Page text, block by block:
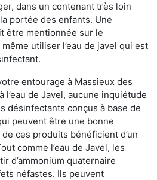
dans un contenant très loin
portée des enfants. Une
être mentionnée sur le
utiliser l’eau de javel qui est
entourage à Massieux des
de Javel, aucune inquiétude
désinfectants conçus à base de
peuvent être une bonne
ces produits bénéficient d’un
comme l’eau de Javel, les
d’ammonium quaternaire
néfastes. Ils peuvent